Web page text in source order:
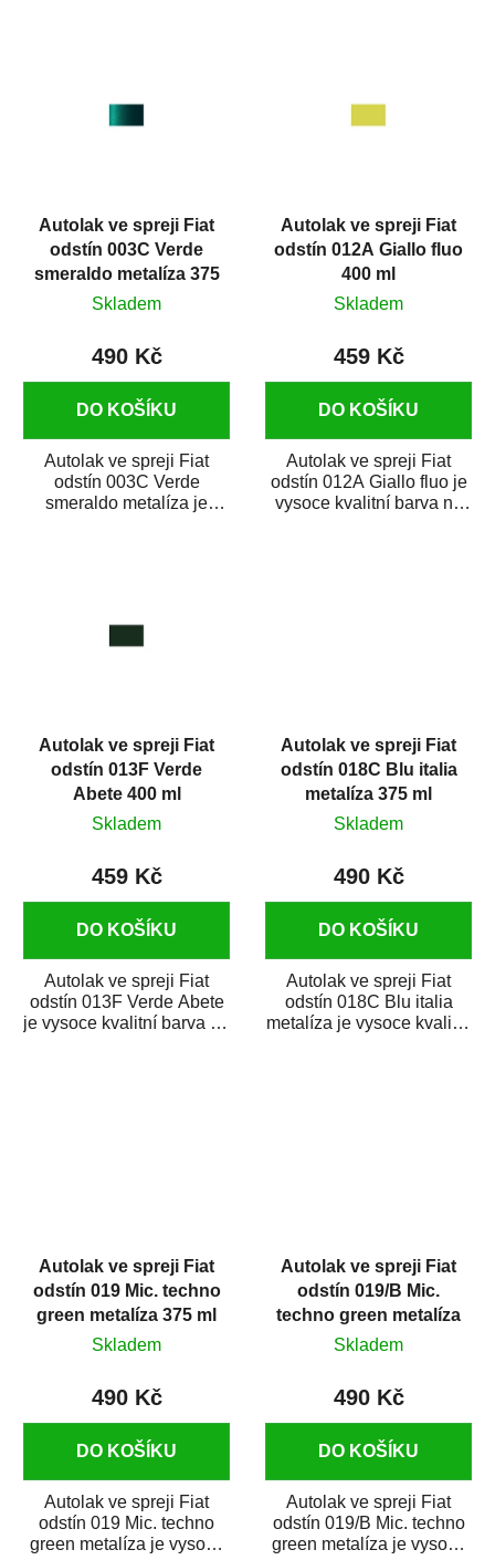
ů
Autolak ve spreji Fiat
odstín 003C Verde
smeraldo metalíza 375
ml
Skladem
490 Kč
DO KOŠÍKU
Autolak ve spreji Fiat
odstín 003C Verde
smeraldo metalíza je
Autolak ve spreji Fiat
odstín 012A Giallo fluo
400 ml
Skladem
459 Kč
DO KOŠÍKU
Autolak ve spreji Fiat
odstín 012A Giallo fluo je
vysoce kvalitní barva na
Autolak ve spreji Fiat
odstín 013F Verde
Abete 400 ml
Skladem
459 Kč
DO KOŠÍKU
Autolak ve spreji Fiat
odstín 013F Verde Abete
je vysoce kvalitní barva na
Autolak ve spreji Fiat
odstín 018C Blu italia
metalíza 375 ml
Skladem
490 Kč
DO KOŠÍKU
Autolak ve spreji Fiat
odstín 018C Blu italia
metalíza je vysoce kvalitní
Autolak ve spreji Fiat
odstín 019 Mic. techno
green metalíza 375 ml
Skladem
490 Kč
DO KOŠÍKU
Autolak ve spreji Fiat
odstín 019 Mic. techno
green metalíza je vysoce
Autolak ve spreji Fiat
odstín 019/B Mic.
techno green metalíza
375 ml
Skladem
490 Kč
DO KOŠÍKU
Autolak ve spreji Fiat
odstín 019/B Mic. techno
green metalíza je vysoce